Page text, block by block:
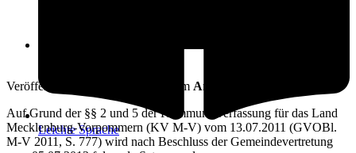
Leichte Sprache
Veröffentlicht am: 17. Juli 2012 vom Amt Warnow-West
Auf Grund der §§ 2 und 5 der Kommunalverfassung für das Land
Mecklenburg-Vorpommern (KV M-V) vom 13.07.2011 (GVOBl.
M-V 2011, S. 777) wird nach Beschluss der Gemeindevertretung